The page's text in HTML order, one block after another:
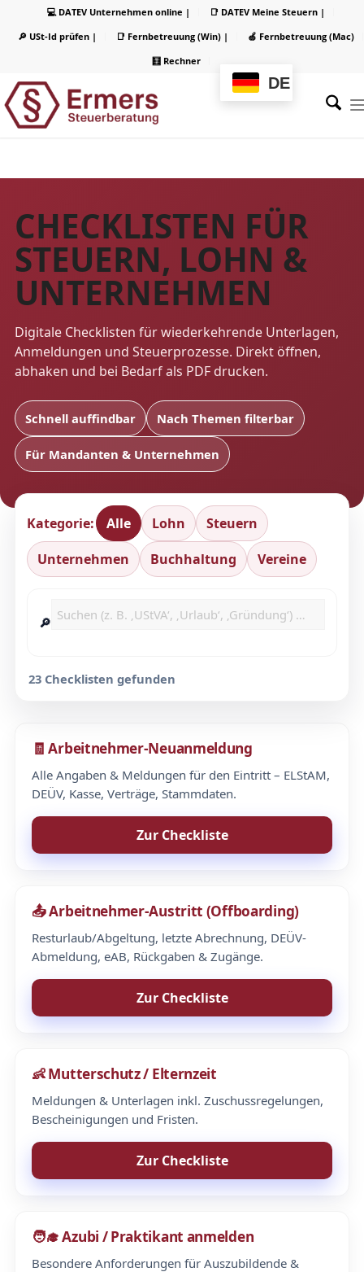
💻 DATEV Unternehmen online |
📑 DATEV Meine Steuern |
🔎 USt-Id prüfen |
📑 Fernbetreuung (Win) |
🍏 Fernbetreuung (Mac)
🧮 Rechner
DE
CHECKLISTEN FÜR
STEUERN, LOHN &
UNTERNEHMEN
Digitale Checklisten für wiederkehrende Unterlagen,
Anmeldungen und Steuerprozesse. Direkt öffnen,
abhaken und bei Bedarf als PDF drucken.
Schnell auffindbar Nach Themen filterbar
Für Mandanten & Unternehmen
Kategorie: Alle Lohn
Steuern
Unternehmen
Buchhaltung Vereine
🔎
23 Checklisten gefunden
🧾 Arbeitnehmer-Neuanmeldung
Alle Angaben & Meldungen für den Eintritt – ELStAM,
DEÜV, Kasse, Verträge, Stammdaten.
Zur Checkliste
📤 Arbeitnehmer-Austritt (Offboarding)
Resturlaub/Abgeltung, letzte Abrechnung, DEÜV-
Abmeldung, eAB, Rückgaben & Zugänge.
Zur Checkliste
👶 Mutterschutz / Elternzeit
Meldungen & Unterlagen inkl. Zuschussregelungen,
Bescheinigungen und Fristen.
Zur Checkliste
🧑‍🎓 Azubi / Praktikant anmelden
Besondere Anforderungen für Auszubildende &